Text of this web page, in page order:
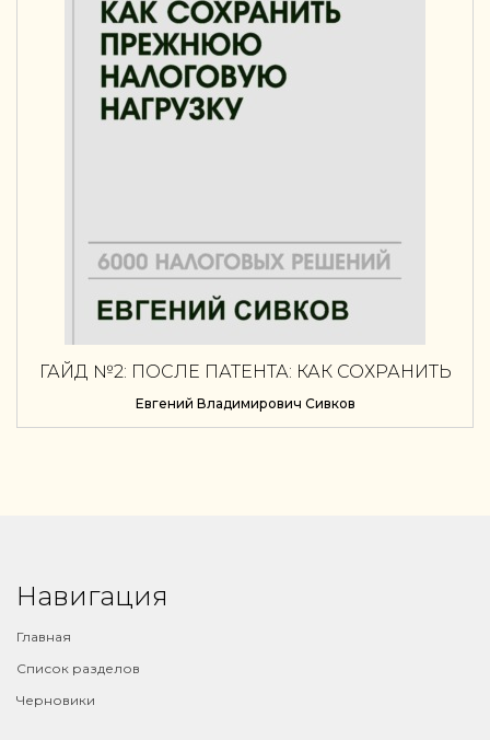
ГАЙД №2: ПОСЛЕ ПАТЕНТА: КАК СОХРАНИТЬ
ПРЕЖНЮЮ НАЛОГОВУЮ НАГРУЗКУ
Евгений Владимирович Сивков
Навигация
Главная
Список разделов
Черновики